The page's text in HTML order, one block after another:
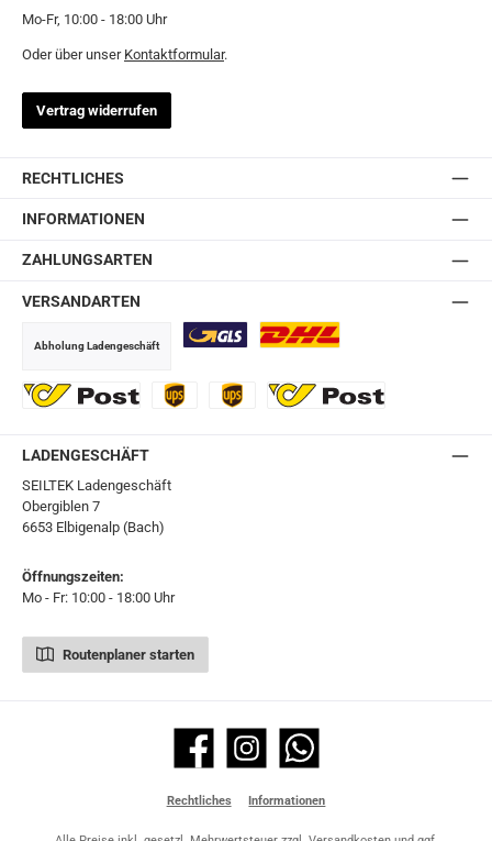
Mo-Fr, 10:00 - 18:00 Uhr
Oder über unser Kontaktformular.
Vertrag widerrufen
RECHTLICHES
INFORMATIONEN
ZAHLUNGSARTEN
VERSANDARTEN
Abholung Ladengeschäft
LADENGESCHÄFT
SEILTEK Ladengeschäft
Obergiblen 7
6653 Elbigenalp (Bach)
Öffnungszeiten:
Mo - Fr: 10:00 - 18:00 Uhr
Routenplaner starten
Facebook Instagram WhatsApp
Rechtliches Informationen